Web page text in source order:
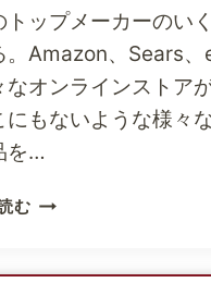
手
に
れ
よ
な
減
量
を
達
成
る
トップメーカーのい
。Amazon、Sears、
なオンラインストア
にもないような様々
を…
む世
ど